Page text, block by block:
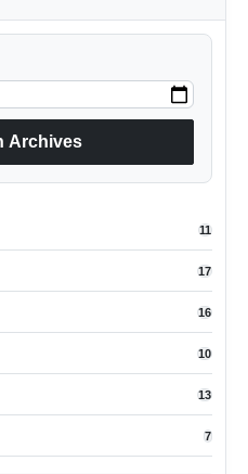
Archives
11
17
16
10
13
7